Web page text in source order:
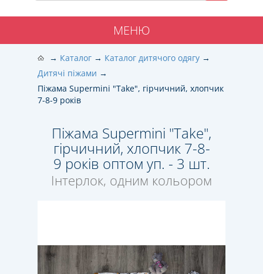
МЕНЮ
Каталог
Каталог дитячого одягу
Дитячі піжами
Піжама Supermini "Take", гірчичний, хлопчик
7-8-9 років
Піжама Supermini "Take",
гірчичний, хлопчик 7-8-
9 років оптом уп. - 3 шт.
Інтерлок, одним кольором